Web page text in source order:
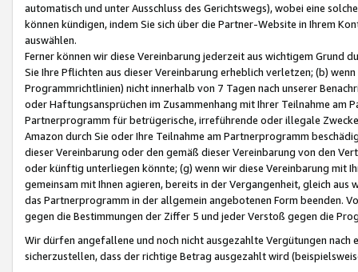
automatisch und unter Ausschluss des Gerichtswegs), wobei eine
können kündigen, indem Sie sich über die Partner-Website in Ihrem
auswählen.
Ferner können wir diese Vereinbarung jederzeit aus wichtigem Grund
Sie Ihre Pflichten aus dieser Vereinbarung erheblich verletzen; (b)
Programmrichtlinien) nicht innerhalb von 7 Tagen nach unserer
oder Haftungsansprüchen im Zusammenhang mit Ihrer Teilnahme am
Partnerprogramm für betrügerische, irreführende oder illegale
Amazon durch Sie oder Ihre Teilnahme am Partnerprogramm
dieser Vereinbarung oder den gemäß dieser Vereinbarung von den
oder künftig unterliegen könnte; (g) wenn wir diese Vereinbarung mit
gemeinsam mit Ihnen agieren, bereits in der Vergangenheit, gleich
das Partnerprogramm in der allgemein angebotenen Form beenden.
gegen die Bestimmungen der Ziffer 5 und jeder Verstoß gegen die
Wir dürfen angefallene und noch nicht ausgezahlte Vergütungen
sicherzustellen, dass der richtige Betrag ausgezahlt wird